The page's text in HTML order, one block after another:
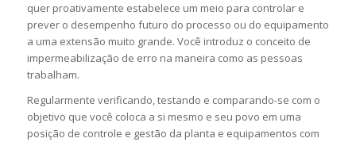
quer proativamente estabelece um meio para controlar e
prever o desempenho futuro do processo ou do equipamento
a uma extensão muito grande. Você introduz o conceito de
impermeabilização de erro na maneira como as pessoas
trabalham.
Regularmente verificando, testando e comparando-se com o
objetivo que você coloca a si mesmo e seu povo em uma
posição de controle e gestão da planta e equipamentos com